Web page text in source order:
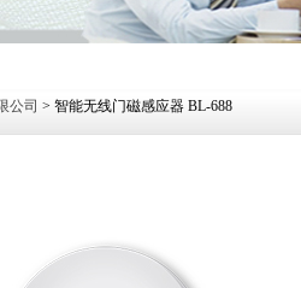
公司 > 智能无线门磁感应器 BL-688